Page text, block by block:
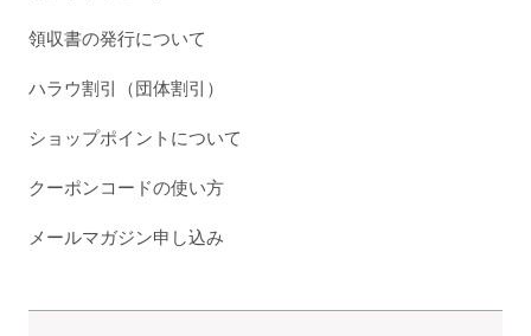
領収書の発行について
ハラウ割引（団体割引）
ショップポイントについて
クーポンコードの使い方
メールマガジン申し込み